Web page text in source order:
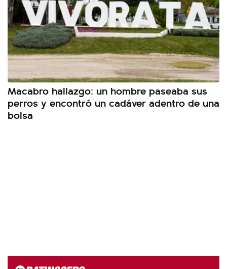
Macabro hallazgo: un hombre paseaba sus
perros y encontró un cadáver adentro de una
bolsa